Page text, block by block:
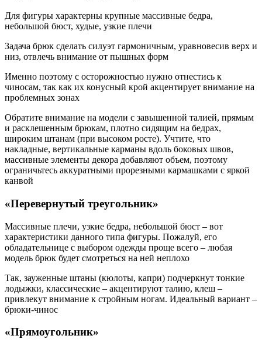
Для фигуры характерны крупные массивные бедра,
небольшой бюст, худые, узкие плечи
Задача брюк сделать силуэт гармоничным, уравновесив верх и
низ, отвлечь внимание от пышных форм
Именно поэтому с осторожностью нужно отнестись к
чиносам, так как их конусный крой акцентирует внимание на
проблемных зонах
Обратите внимание на модели с завышенной талией, прямым
и расклешенным брюкам, плотно сидящим на бедрах,
широким штанам (при высоком росте). Учтите, что
накладные, вертикальные карманы вдоль боковых швов,
массивные элементы декора добавляют объем, поэтому
ограничьтесь аккуратными прорезными кармашками с яркой
канвой
«Перевернутый треугольник»
Массивные плечи, узкие бедра, небольшой бюст – вот
характеристики данного типа фигуры. Пожалуй, его
обладательнице с выбором одежды проще всего – любая
модель брюк будет смотреться на ней неплохо
Так, зауженные штаны (кюлоты, капри) подчеркнут тонкие
лодыжки, классические – акцентируют талию, клеш –
привлекут внимание к стройным ногам. Идеальный вариант –
брюки-чинос
«Прямоугольник»